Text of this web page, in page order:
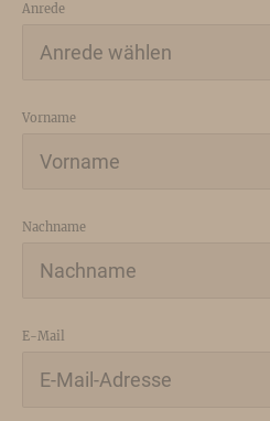
Anrede
Vorname
Nachname
E-Mail